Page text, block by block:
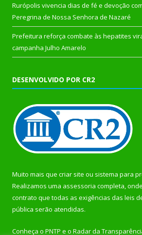
Rurópolis vivencia dias de fé e devoção
Peregrina de Nossa Senhora de Nazaré
Prefeitura reforça combate às hepatites
campanha Julho Amarelo
DESENVOLVIDO POR CR2
Muito mais que criar site ou sistema para
Realizamos uma assessoria completa,
contrato que todas as exigências das leis
pública serão atendidas.
Conheça o PNTP e o Radar da